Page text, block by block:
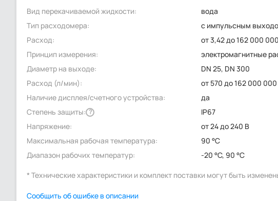
Вид перекачиваемой жидкости:
вода
Тип расходомера:
с импульсным
Расход:
от 3,42 до 162 000
Принцип измерения:
электромагнитные
Диаметр на выходе:
DN 25, DN 300
Расход (л/мин):
от 570 до 162 000 000
Наличие дисплея/счетного устройства:
да
Степень защиты: ?
IP67
Напряжение:
от 24 до 240 В
Максимальная рабочая температура:
90 °C
Диапазон рабочих температур:
-20 °C, 90 °C
* Технические характеристики и комплект поставки могут быть
Сообщить об ошибке в описании